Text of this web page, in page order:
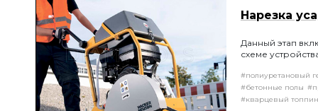
Нарезка
Данный этап
схеме
#полиуретановый
#бетонные полы
#кварцевый